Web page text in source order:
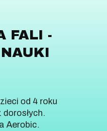
FALI -
od 4 roku
dorosłych.
Aerobic.